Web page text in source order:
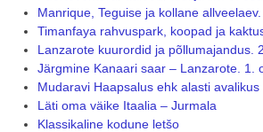
Manrique, Teguise ja kollane
Timanfaya rahvuspark, koopad ja
Lanzarote kuurordid ja põllumajandus.
Järgmine Kanaari saar – Lanzarote. 1.
Mudaravi Haapsalus ehk alasti avalikus
Läti oma väike Itaalia – Jurmala
Klassikaline kodune letšo